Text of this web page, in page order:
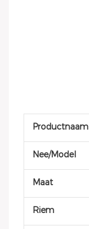
Productnaam
Nee/Model
Maat
Riem